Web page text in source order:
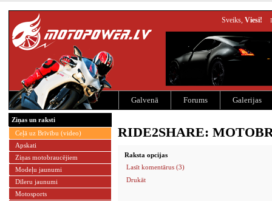
Sveiks, Viesi!
Galvenā Forums Galerijas
Ziņas un raksti
Ceļā uz Brīvību (video)
Apskati
Ziņas motobraucējiem
Modeļu jaunumi
Dīleru jaunumi
Motosports
RIDE2SHARE:
Raksta opcijas
Lasīt komentārus (3)
Drukāt